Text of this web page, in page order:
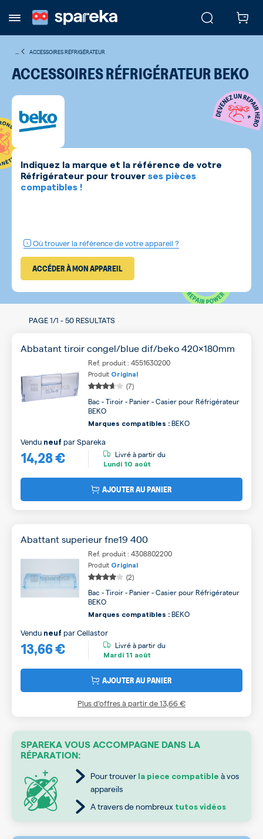
ACCESSOIRES RÉFRIGÉRATEUR
ACCESSOIRES RÉFRIGÉRATEUR BEKO
Indiquez la marque et la référence de votre
Réfrigérateur pour trouver ses pièces
compatibles !
Où trouver la référence de votre appareil ?
ACCÉDER À MON APPAREIL
PAGE 1/1 -50 RESULTATS
Abbatant tiroir congel/blue dif/beko 420x180mm
Ref. produit : 4551630200
Produit Original
(7)
Bac - Tiroir - Panier - Casier pour Réfrigérateur
BEKO
Marques compatibles : BEKO
14,28 €
Vendu neuf parSpareka
Livré à partir du
Lundi 10 août
AJOUTER AU PANIER
Abattant superieur fne19 400
Ref. produit : 4308802200
Produit Original
(2)
Bac - Tiroir - Panier - Casier pour Réfrigérateur
BEKO
Marques compatibles : BEKO
13,66 €
Vendu neuf parCellastor
Livré à partir du
Mardi 11 août
AJOUTER AU PANIER
Plus d’offres à partir de13,66 €
SPAREKA VOUS ACCOMPAGNE DANS LA
RÉPARATION:
Pour trouver la piece compatible à vos
appareils
A travers de nombreux tutos vidéos